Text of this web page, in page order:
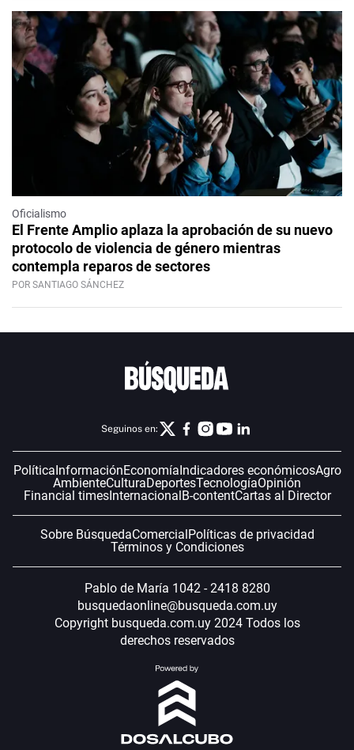
Oficialismo
El Frente Amplio aplaza la aprobación de su nuevo
protocolo de violencia de género mientras
contempla reparos de sectores
POR SANTIAGO SÁNCHEZ
Seguinos en:
Política InformaciónEconomía Indicadores económicosAgro
AmbienteCulturaDeportesTecnologíaOpinión
Financial timesInternacional B-contentCartas al Director
Sobre BúsquedaComercial Políticas de privacidad
Términos y Condiciones
Pablo de María 1042 - 2418 8280
busquedaonline@busqueda.com.uy
Copyright busqueda.com.uy 2024 Todos los
derechos reservados